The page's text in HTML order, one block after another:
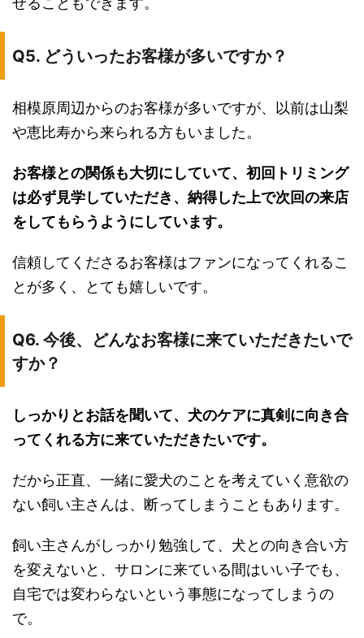
Q5. どういったお客様が多いですか？
相模原周辺からのお客様が多いですが、以前は山梨
や恵比寿から来られる方もいました。
お客様との関係も大切にしていて、初回トリミング
は必ず見学していただき、納得した上で次回の来店
をしてもらうようにしています。
信頼してくださるお客様はファンになってくれるこ
とが多く、とても嬉しいです。
Q6. 今後、どんなお客様に来ていただきたいで
すか？
しっかりとお話を聞いて、犬のケアに真剣に向き合
ってくれる方に来ていただきたいです。
だから正直、一緒に愛犬のことを考えていく意欲の
ない飼い主さんは、断ってしまうこともあります。
飼い主さんがしっかり勉強して、犬との向き合い方
を変えないと、サロンに来ている間はいい子でも、
自宅では変わらないという事態になってしまうの
で。